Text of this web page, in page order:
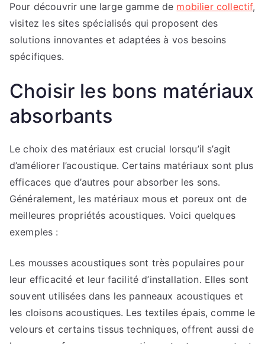
Pour découvrir une large gamme de mobilier collectif,
visitez les sites spécialisés qui proposent des
solutions innovantes et adaptées à vos besoins
spécifiques.
Choisir les bons matériaux
absorbants
Le choix des matériaux est crucial lorsqu’il s’agit
d’améliorer l’acoustique. Certains matériaux sont plus
efficaces que d’autres pour absorber les sons.
Généralement, les matériaux mous et poreux ont de
meilleures propriétés acoustiques. Voici quelques
exemples :
Les mousses acoustiques sont très populaires pour
leur efficacité et leur facilité d’installation. Elles sont
souvent utilisées dans les panneaux acoustiques et
les cloisons acoustiques. Les textiles épais, comme le
velours et certains tissus techniques, offrent aussi de